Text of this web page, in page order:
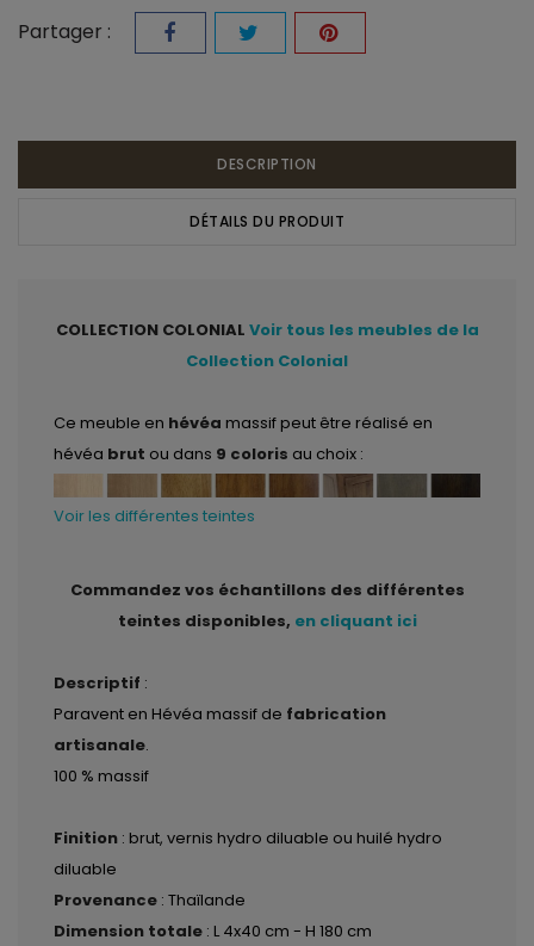
Partager :
DESCRIPTION
DÉTAILS DU PRODUIT
COLLECTION COLONIAL Voir tous les meubles de la
Collection Colonial
Ce meuble en hévéa massif peut être réalisé en
hévéa brut ou dans 9 coloris au choix :
Voir les différentes teintes
Commandez vos échantillons des différentes
teintes disponibles, en cliquant ici
Descriptif :
Paravent en Hévéa massif de fabrication
artisanale.
100 % massif
Finition : brut, vernis hydro diluable ou huilé hydro
diluable
Provenance : Thaïlande
Dimension totale : L 4x40 cm - H 180 cm